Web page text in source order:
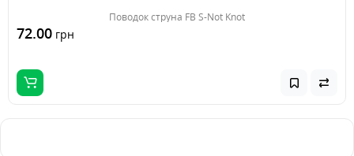
Поводок струна FB S-Not Knot
72.00 грн